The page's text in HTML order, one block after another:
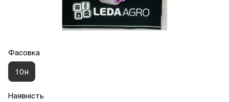
Фасовка
10н
Наявність